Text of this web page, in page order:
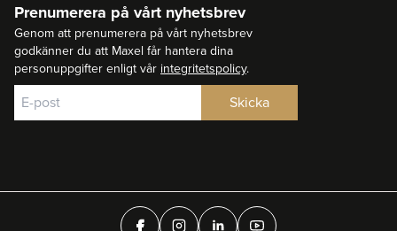
Prenumerera på vårt nyhetsbrev
Genom att prenumerera på vårt nyhetsbrev
godkänner du att Maxel får hantera dina
personuppgifter enligt vår integritetspolicy.